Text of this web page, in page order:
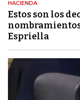
HACIENDA
Estos son los
Espriella